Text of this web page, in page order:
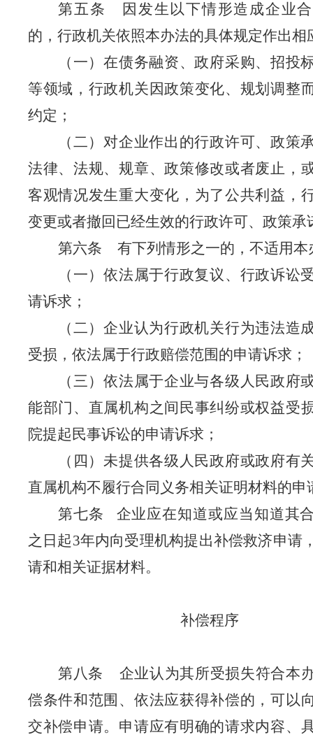
第五条
因发生以下情形造成企业
的，行政机关依照本办法的具体规定作出相
（一）在债务融资、政府采购、招投
等领域，行政机关因政策变化、规划调整
约定 ；
（二）对企业作出的行政许可、政策
法律、法规、规章、政策修改或者废止，
客观情况发生重大变化，为了公共利益，
变更或者撤回已经生效的行政许可、政策承
第六条
有下列情形之一的，不适用本
（一）依法属于行政复议、行政诉讼
请诉求 ；
（二）企业认为行政机关行为违法造
受损，依法属于行政赔偿范围的申请诉求 ；
（三）依法属于企业与各级人民政府
能部门、直属机构之间民事纠纷或权益受
院提起民事诉讼的申请诉求 ；
（四）未提供各级人民政府或政府有
直属机构不履行合同义务相关证明材料的申
第七条
企业应在知道或应当知道其
之日起3年内向受理机构提出补偿救济申请
请和相关证据材料。
补偿程序
第八条
企业认为其所受损失符合本
偿条件和范围、依法应获得补偿的，可以
交补偿申请。申请应有明确的请求内容、